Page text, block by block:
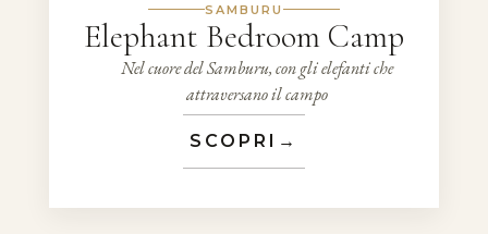
SAMBURU
Elephant Bedroom Camp
Nel cuore del Samburu, con gli elefanti che
attraversano il campo
SCOPRI →